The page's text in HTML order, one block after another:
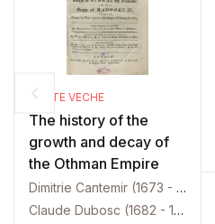
CARTE VECHE
The history of the
growth and decay of
the Othman Empire
Dimitrie Cantemir (1673 - 1723)
Claude Dubosc (1682 - 1745)